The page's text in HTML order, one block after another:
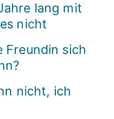
lang mit
nicht
Freundin sich
nicht, ich